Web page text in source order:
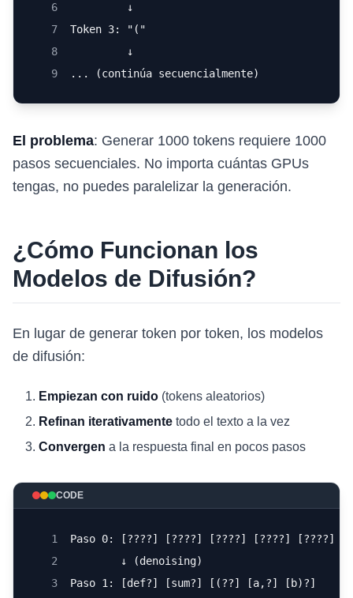
6
         ↓
7
Token 3: "("
8
         ↓
9
... (continúa secuencialmente)
El problema: Generar 1000 tokens requiere 1000
pasos secuenciales. No importa cuántas GPUs
tengas, no puedes paralelizar la generación.
¿Cómo Funcionan los
Modelos de Difusión?
En lugar de generar token por token, los modelos
de difusión:
Empiezan con ruido (tokens aleatorios)
Refinan iterativamente todo el texto a la vez
Convergen a la respuesta final en pocos pasos
CODE
1
Paso 0: [????] [????] [????] [????] [????]
2
        ↓ (denoising)
3
Paso 1: [def?] [sum?] [(??] [a,?] [b)?]